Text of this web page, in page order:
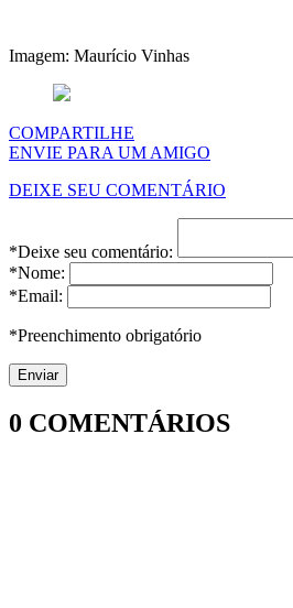
Imagem: Maurício Vinhas
COMPARTILHE
ENVIE PARA UM AMIGO
DEIXE SEU COMENTÁRIO
*Deixe seu comentário:
*Nome:
*Email:
*Preenchimento obrigatório
0 COMENTÁRIOS